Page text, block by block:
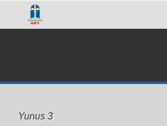
Yunus 3